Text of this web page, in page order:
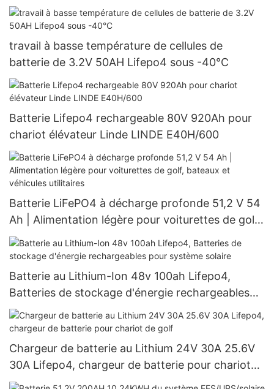
travail à basse température de cellules de
batterie de 3.2V 50AH Lifepo4 sous -40°C
Batterie Lifepo4 rechargeable 80V 920Ah pour
chariot élévateur Linde LINDE E40H/600
Batterie LiFePO4 à décharge profonde 51,2 V 54
Ah | Alimentation légère pour voiturettes de golf,
bateaux et véhicules utilitaires
Batterie au Lithium-Ion 48v 100ah Lifepo4,
Batteries de stockage d'énergie rechargeables
pour système solaire
Chargeur de batterie au Lithium 24V 30A 25.6V
30A Lifepo4, chargeur de batterie pour chariot
de golf